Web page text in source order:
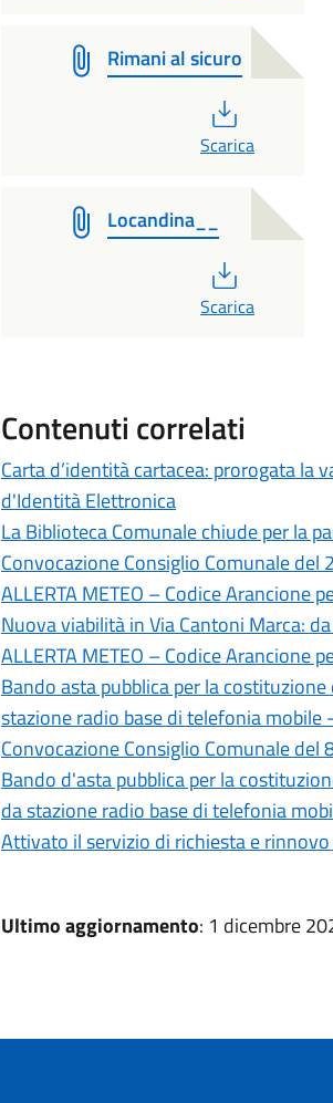
Rimani al sicuro
Scarica
Locandina__
Scarica
Contenuti correlati
Carta d’identità cartacea: prorogata la
d'Identità Elettronica
La Biblioteca Comunale chiude per la
Convocazione Consiglio Comunale
ALLERTA METEO – Codice Arancione
Nuova viabilità in Via Cantoni Marca:
ALLERTA METEO – Codice Arancione
Bando asta pubblica per la
stazione radio base di telefonia mobile
Convocazione Consiglio Comunale del
Bando d'asta pubblica per la
da stazione radio base di telefonia
Attivato il servizio di richiesta e
Ultimo aggiornamento: 1 dicembre